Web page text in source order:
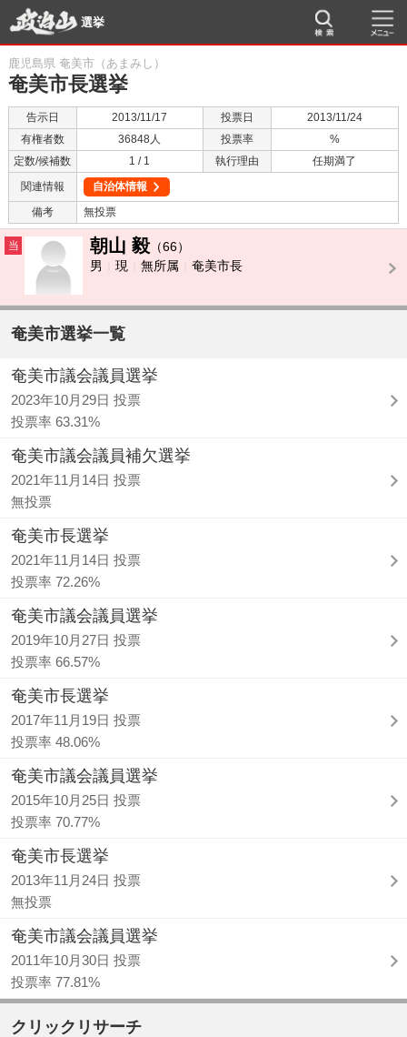
選挙
鹿児島県 奄美市（あまみし）
奄美市長選挙
告示日 2013/11/17 投票日
2013/11/24
有権者数
36848人 投票率
%
定数/候補数
1 / 1 執行理由
任期満了
関連情報
自治体情報
備考
無投票
当 朝山 毅 （66）
男
現 無所属 奄美市長
奄美市選挙一覧
奄美市議会議員選挙
2023年10月29日 投票
投票率 63.31%
奄美市議会議員補欠選挙
2021年11月14日 投票
無投票
奄美市長選挙
2021年11月14日 投票
投票率 72.26%
奄美市議会議員選挙
2019年10月27日 投票
投票率 66.57%
奄美市長選挙
2017年11月19日 投票
投票率 48.06%
奄美市議会議員選挙
2015年10月25日 投票
投票率 70.77%
奄美市長選挙
2013年11月24日 投票
無投票
奄美市議会議員選挙
2011年10月30日 投票
投票率 77.81%
クリックリサーチ